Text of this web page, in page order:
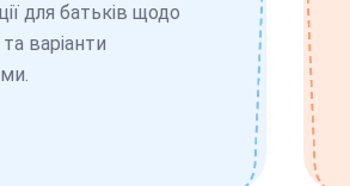
для батьків щодо
варіанти